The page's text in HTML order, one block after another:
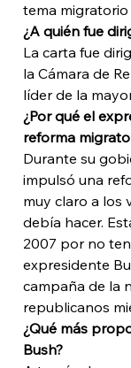
tema
¿A quién fue
La carta fue
la Cámara de
líder de la
¿Por qué el
reforma
Durante su
impulsó una
muy claro a los
debía hacer.
2007 por no
expresidente
campaña de la
republicanos
¿Qué más
Bush?